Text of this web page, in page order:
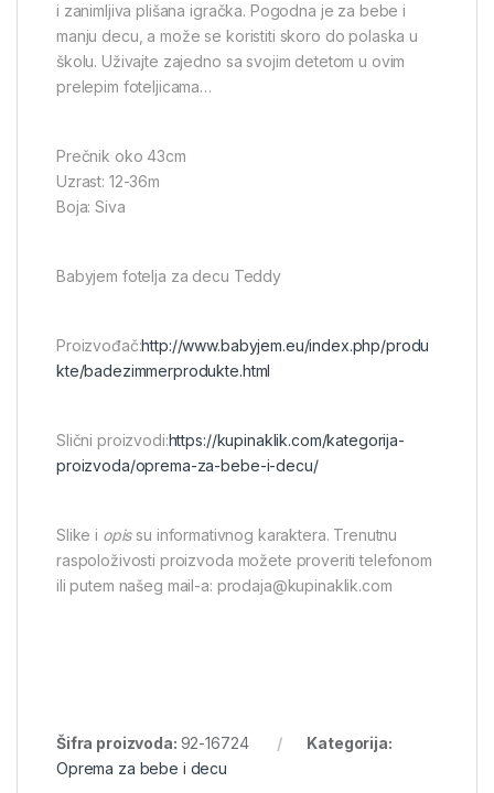
i zanimljiva plišana igračka. Pogodna je za bebe i
manju decu, a može se koristiti skoro do polaska u
školu. Uživajte zajedno sa svojim detetom u ovim
prelepim foteljicama…
Prečnik oko 43cm
Uzrast: 12-36m
Boja: Siva
Babyjem fotelja za decu Teddy
Proizvođač:http://www.babyjem.eu/index.php/produ
kte/badezimmerprodukte.html
Slični proizvodi:https://kupinaklik.com/kategorija-
proizvoda/oprema-za-bebe-i-decu/
Slike i opissu informativnog karaktera. Trenutnu
raspoloživosti proizvoda možete proveriti telefonom
ili putem našeg mail-a: prodaja@kupinaklik.com
Šifra proizvoda: 92-16724
Kategorija:
Oprema za bebe i decu